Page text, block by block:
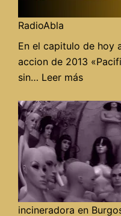
RadioAbla
En el capitulo de hoy
accion de 2013
sin… Leer más:
rim»
en
día
de
incineradora en